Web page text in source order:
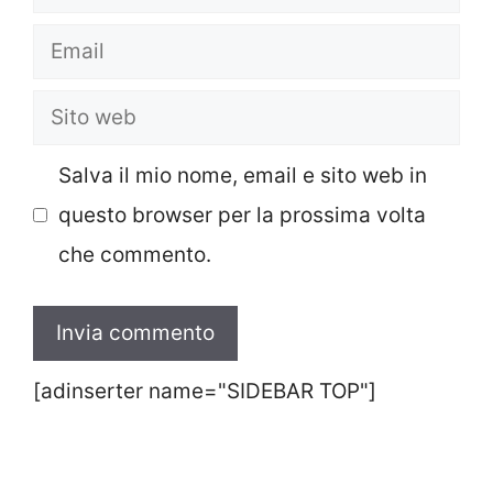
Email
Sito
Salva il mio nome, email e sito web in
questo browser per la prossima volta
che commento.
[adinserter name="SIDEBAR TOP"]